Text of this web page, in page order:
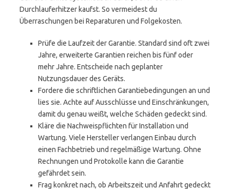
Durchlauferhitzer kaufst. So vermeidest du
Überraschungen bei Reparaturen und Folgekosten.
Prüfe die Laufzeit der Garantie. Standard sind oft zwei
Jahre, erweiterte Garantien reichen bis fünf oder
mehr Jahre. Entscheide nach geplanter
Nutzungsdauer des Geräts.
Fordere die schriftlichen Garantiebedingungen an und
lies sie. Achte auf Ausschlüsse und Einschränkungen,
damit du genau weißt, welche Schäden gedeckt sind.
Kläre die Nachweispflichten für Installation und
Wartung. Viele Hersteller verlangen Einbau durch
einen Fachbetrieb und regelmäßige Wartung. Ohne
Rechnungen und Protokolle kann die Garantie
gefährdet sein.
Frag konkret nach, ob Arbeitszeit und Anfahrt gedeckt